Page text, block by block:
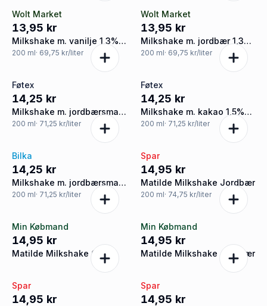
Wolt Market
13,95 kr
Milkshake m. vanilje 1,3%,
Matilde
200 ml· 69,75 kr/liter
Wolt Market
13,95 kr
Milkshake m. jordbær 1,3%,
Matilde
200 ml· 69,75 kr/liter
Føtex
14,25 kr
Milkshake m. jordbærsmag
1,3% fedt
200 ml· 71,25 kr/liter
Føtex
14,25 kr
Milkshake m. kakao 1,5%
fedt
200 ml· 71,25 kr/liter
Bilka
14,25 kr
Milkshake m. jordbærsmag
1,3% fedt
200 ml· 71,25 kr/liter
Spar
14,95 kr
Matilde Milkshake Jordbær
200 ml· 74,75 kr/liter
Min Købmand
14,95 kr
Matilde Milkshake Cacao
Min Købmand
14,95 kr
Matilde Milkshake Jordbær
Spar
14,95 kr
Spar
14,95 kr